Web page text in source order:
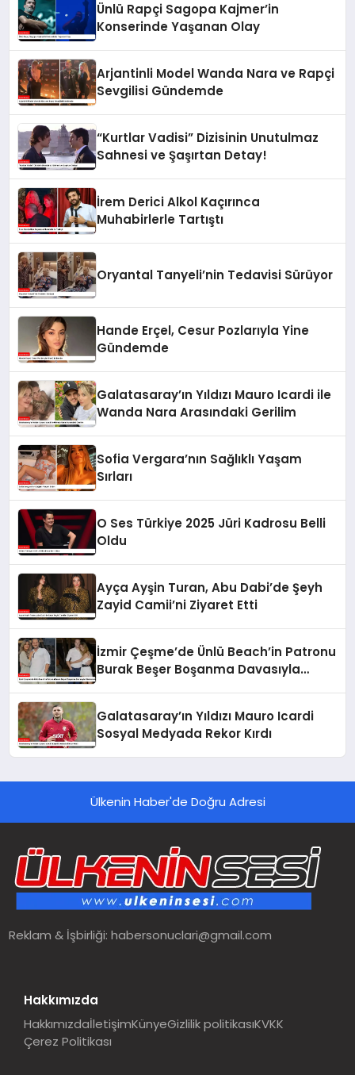
Ünlü Rapçi Sagopa Kajmer’in
Konserinde Yaşanan Olay
Arjantinli Model Wanda Nara ve Rapçi
Sevgilisi Gündemde
“Kurtlar Vadisi” Dizisinin Unutulmaz
Sahnesi ve Şaşırtan Detay!
İrem Derici Alkol Kaçırınca
Muhabirlerle Tartıştı
Oryantal Tanyeli’nin Tedavisi Sürüyor
Hande Erçel, Cesur Pozlarıyla Yine
Gündemde
Galatasaray’ın Yıldızı Mauro Icardi ile
Wanda Nara Arasındaki Gerilim
Sofia Vergara’nın Sağlıklı Yaşam
Sırları
O Ses Türkiye 2025 Jüri Kadrosu Belli
Oldu
Ayça Ayşin Turan, Abu Dabi’de Şeyh
Zayid Camii’ni Ziyaret Etti
İzmir Çeşme’de Ünlü Beach’in Patronu
Burak Beşer Boşanma Davasıyla
Galatasaray’ın Yıldızı Mauro Icardi
Sosyal Medyada Rekor Kırdı
Ülkenin Haber'de Doğru Adresi
Reklam & İşbirliği:habersonuclari@gmail.com
Hakkımızda
HakkımızdaİletişimKünyeGizlilik politikasıKVKK
Çerez Politikası